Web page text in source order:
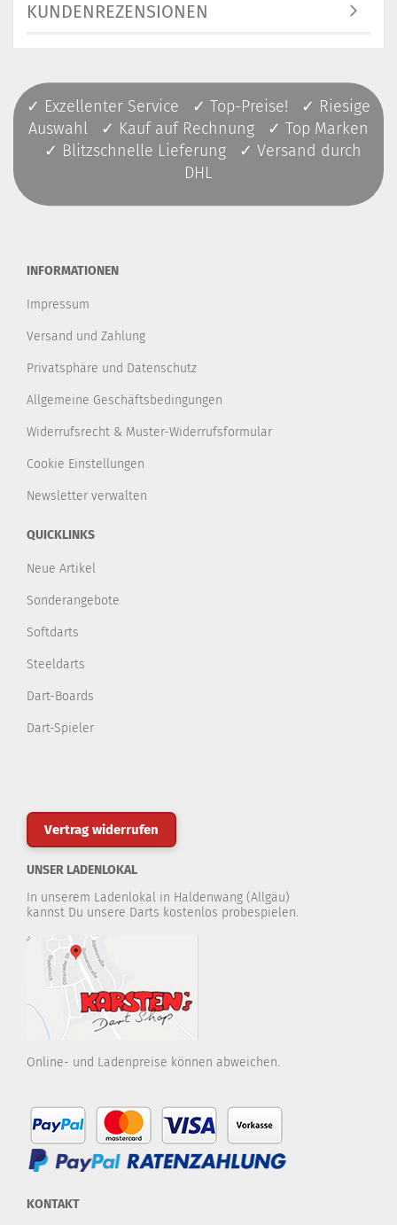
KUNDENREZENSIONEN
✓ Exzellenter Service ✓ Top-Preise! ✓ Riesige
Auswahl ✓ Kauf auf Rechnung ✓ Top Marken
✓ Blitzschnelle Lieferung ✓ Versand durch
DHL
INFORMATIONEN
Impressum
Versand und Zahlung
Privatsphäre und Datenschutz
Allgemeine Geschäftsbedingungen
Widerrufsrecht & Muster-Widerrufsformular
Cookie Einstellungen
Newsletter verwalten
QUICKLINKS
Neue Artikel
Sonderangebote
Softdarts
Steeldarts
Dart-Boards
Dart-Spieler
Vertrag widerrufen
UNSER LADENLOKAL
In unserem Ladenlokal in Haldenwang (Allgäu)
kannst Du unsere Darts kostenlos probespielen.
Online- und Ladenpreise können abweichen.
KONTAKT